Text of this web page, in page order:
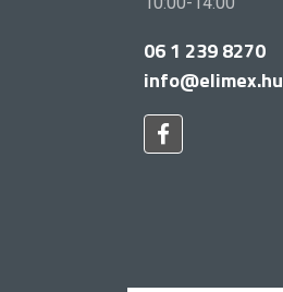
06 1 239 8270
info@elimex.hu